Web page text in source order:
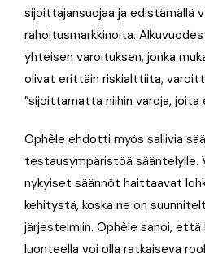
sijoittajansuojaa ja edistämällä
rahoitusmarkkinoita.
yhteisen varoituksen, jonka
olivat erittäin riskialttiita,
”sijoittamatta niihin varoja, joita
Ophèle ehdotti myös sallivia
testausympäristöä sääntelylle.
nykyiset säännöt haittaavat
kehitystä, koska ne on
järjestelmiin. Ophèle sanoi, että
luonteella voi olla ratkaiseva